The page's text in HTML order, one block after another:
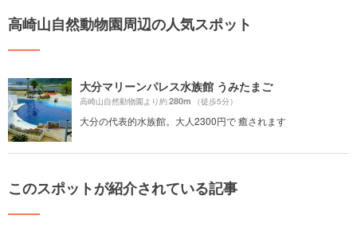
高崎山自然動物園周辺の人気スポット
大分マリーンパレス水族館 うみたまご
高崎山自然動物園より約280m （徒歩5分）
大分の代表的水族館。大人2300円で 癒されます
このスポットが紹介されている記事